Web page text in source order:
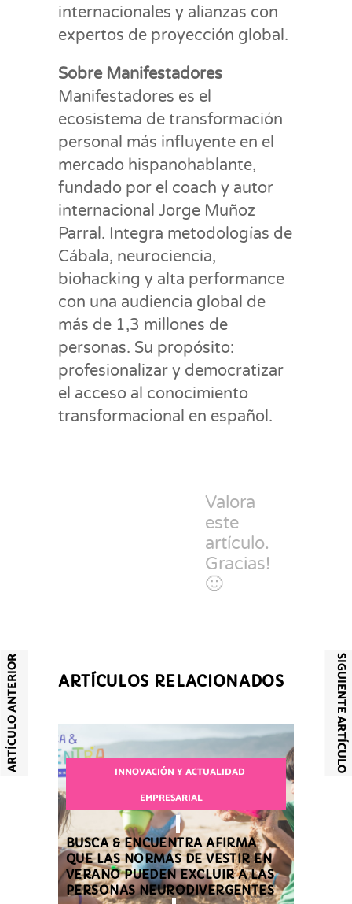
internacionales y alianzas con
expertos de proyección global.
Sobre Manifestadores
Manifestadores es el
ecosistema de transformación
personal más influyente en el
mercado hispanohablante,
fundado por el coach y autor
internacional Jorge Muñoz
Parral. Integra metodologías de
Cábala, neurociencia,
biohacking y alta performance
con una audiencia global de
más de 1,3 millones de
personas. Su propósito:
profesionalizar y democratizar
el acceso al conocimiento
transformacional en español.
Valora
este
artículo.
Gracias!
🙂
ARTÍCULO ANTERIOR SIGUIENTE ARTÍCULO
ARTÍCULOS RELACIONADOS
INNOVACIÓN Y ACTUALIDAD
EMPRESARIAL
BUSCA & ENCUENTRA AFIRMA
QUE LAS NORMAS DE VESTIR EN
VERANO PUEDEN EXCLUIR A LAS
PERSONAS NEURODIVERGENTES